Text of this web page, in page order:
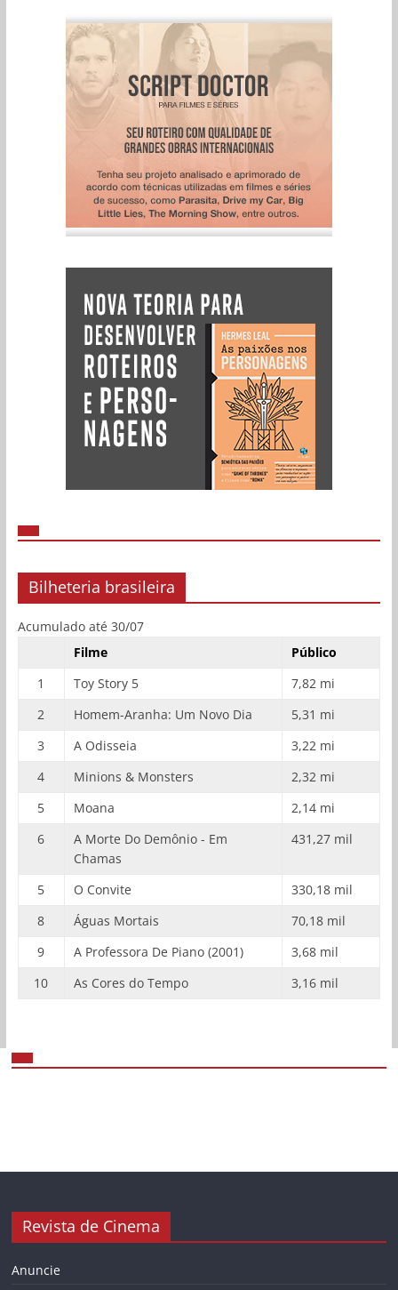
Bilheteria brasileira
Acumulado até 30/07
Filme
Público
1
Toy Story 5
7,82 mi
2
Homem-Aranha: Um Novo Dia
5,31 mi
3
A Odisseia
3,22 mi
4
Minions & Monsters
2,32 mi
5
Moana
2,14 mi
6
A Morte Do Demônio - Em
Chamas
431,27 mil
5 O Convite
330,18 mil
8
Águas Mortais
70,18 mil
9
A Professora De Piano (2001)
3,68 mil
10
As Cores do Tempo 3,16 mil
Revista de Cinema
Anuncie